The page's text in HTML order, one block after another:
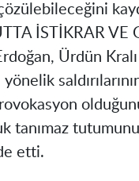
İSTİKRAR
Ürdün
yönelik
tanımaz
etti.